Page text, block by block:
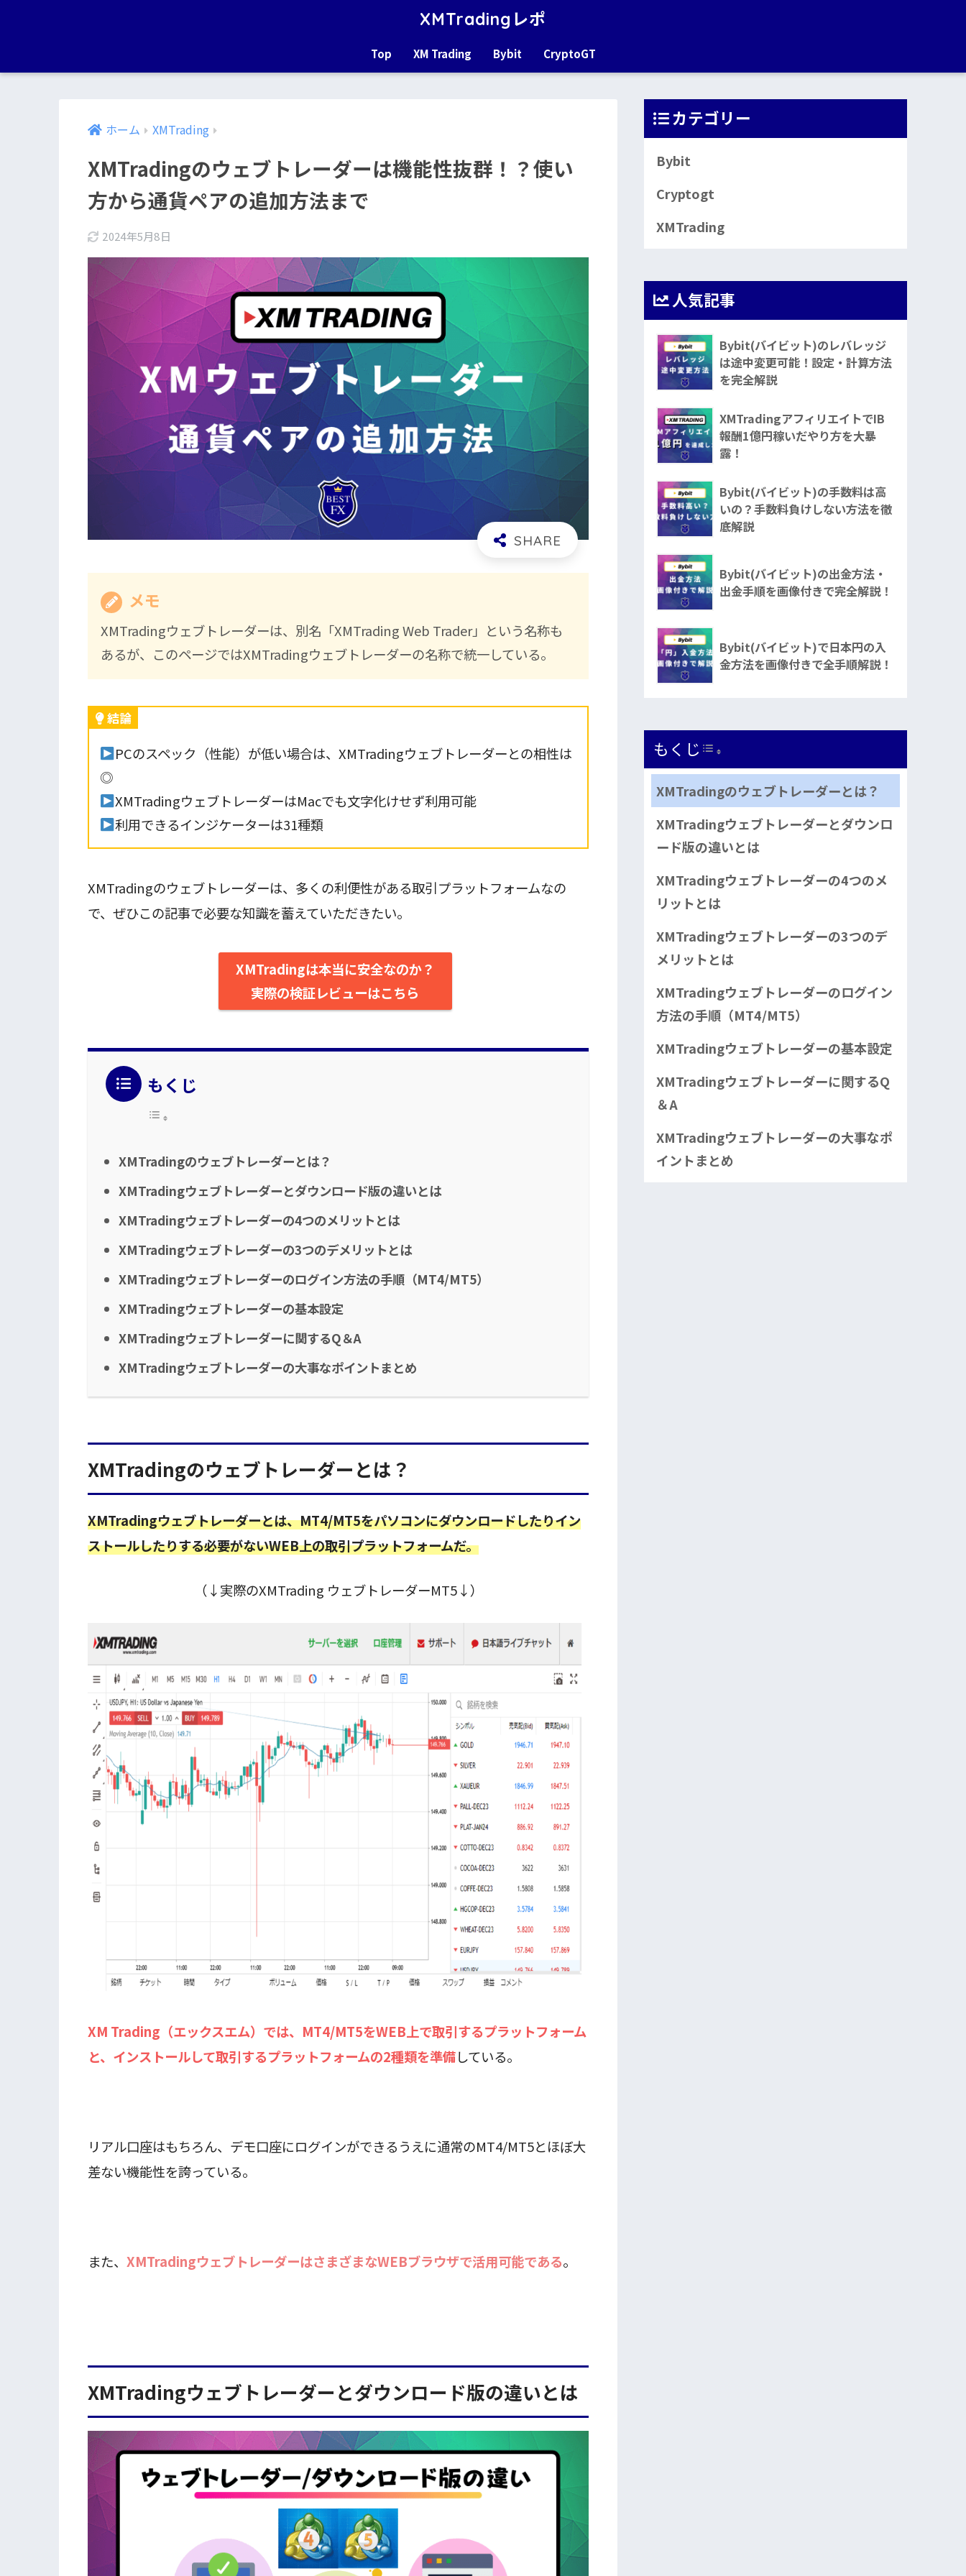
XMTradingレポ
Top XM Trading Bybit CryptoGT
ホーム XMTrading
XMTradingのウェブトレーダーは機能性抜群！？使い
方から通貨ペアの追加方法まで
2024年5月8日
メモ
XMTradingウェブトレーダーは、別名「XMTrading Web Trader」という名称も
あるが、このページではXMTradingウェブトレーダーの名称で統一している。
結論
PCのスペック（性能）が低い場合は、XMTradingウェブトレーダーとの相性は
◎
XMTradingウェブトレーダーはMacでも文字化けせず利用可能
利用できるインジケーターは31種類
XMTradingのウェブトレーダーは、多くの利便性がある取引プラットフォームなの
で、ぜひこの記事で必要な知識を蓄えていただきたい。
XMTradingは本当に安全なのか？
実際の検証レビューはこちら
もくじ
XMTradingのウェブトレーダーとは？
XMTradingウェブトレーダーとダウンロード版の違いとは
XMTradingウェブトレーダーの4つのメリットとは
XMTradingウェブトレーダーの3つのデメリットとは
XMTradingウェブトレーダーのログイン方法の手順（MT4/MT5）
XMTradingウェブトレーダーの基本設定
XMTradingウェブトレーダーに関するQ＆A
XMTradingウェブトレーダーの大事なポイントまとめ
XMTradingのウェブトレーダーとは？
XMTradingウェブトレーダーとは、MT4/MT5をパソコンにダウンロードしたりイン
ストールしたりする必要がないWEB上の取引プラットフォームだ。
（↓実際のXMTrading ウェブトレーダーMT5↓）
XM Trading（エックスエム）では、MT4/MT5をWEB上で取引するプラットフォーム
と、インストールして取引するプラットフォームの2種類を準備している。
リアル口座はもちろん、デモ口座にログインができるうえに通常のMT4/MT5とほぼ大
差ない機能性を誇っている。
また、 XMTradingウェブトレーダーはさまざまなWEBブラウザで活用可能である。
XMTradingウェブトレーダーとダウンロード版の違いとは
カテゴリー
Bybit
Cryptogt
XMTrading
人気記事
Bybit(バイビット)のレバレッジ
は途中変更可能！設定・計算方法
を完全解説
XMTradingアフィリエイトでIB
報酬1億円稼いだやり方を大暴
露！
Bybit(バイビット)の手数料は高
いの？手数料負けしない方法を徹
底解説
Bybit(バイビット)の出金方法・
出金手順を画像付きで完全解説！
Bybit(バイビット)で日本円の入
金方法を画像付きで全手順解説！
もくじ Toggle Table of Content
XMTradingのウェブトレーダーとは？
XMTradingウェブトレーダーとダウンロ
ード版の違いとは
XMTradingウェブトレーダーの4つのメ
リットとは
XMTradingウェブトレーダーの3つのデ
メリットとは
XMTradingウェブトレーダーのログイン
方法の手順（MT4/MT5）
XMTradingウェブトレーダーの基本設定
XMTradingウェブトレーダーに関するQ
＆A
XMTradingウェブトレーダーの大事なポ
イントまとめ